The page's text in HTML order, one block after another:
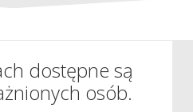
dostępne są
osób.